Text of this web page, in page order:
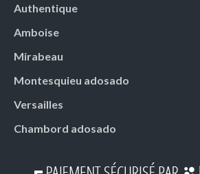
Authentique
Amboise
Mirabeau
Montesquieu adosado
Versailles
Chambord adosado